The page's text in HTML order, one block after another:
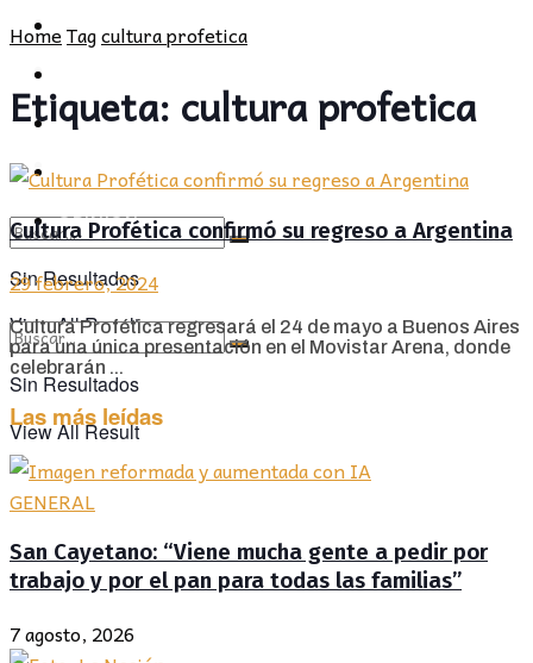
POLÍTICA
CULTURA
Sin Resultados
View All Result
PROVINCIA
SOCIEDAD
CULTURA
OPINIÓN
Sin Resultados
View All Result
HomeTagcultura profetica
Etiqueta: cultura profetica
Cultura Profética confirmó su regreso a Argentina
29 febrero, 2024
Cultura Profética regresará el 24 de mayo a Buenos Aires
para una única presentación en el Movistar Arena, donde
celebrarán ...
Las más leídas
GENERAL
San Cayetano: “Viene mucha gente a pedir por
trabajo y por el pan para todas las familias”
7 agosto, 2026